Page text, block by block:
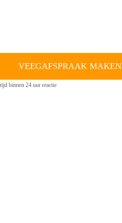
VEEGAFSPRAAK MAKEN
binnen 24 uur reactie